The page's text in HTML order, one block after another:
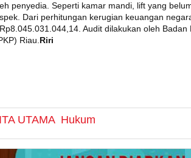
penyedia. Seperti kamar mandi, lift yang
Dari perhitungan kerugian keuangan
Audit dilakukan oleh
Riau. Riri
UTAMA Hukum